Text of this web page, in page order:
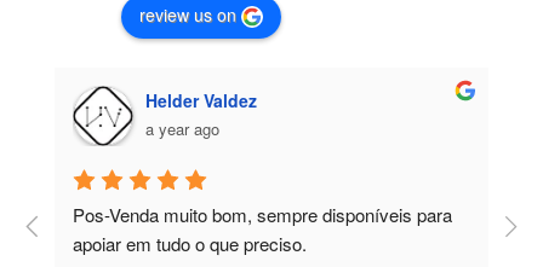
review us on
Helder Valdez
a year ago
Pos-Venda muito bom, sempre disponíveis para
apoiar em tudo o que preciso.